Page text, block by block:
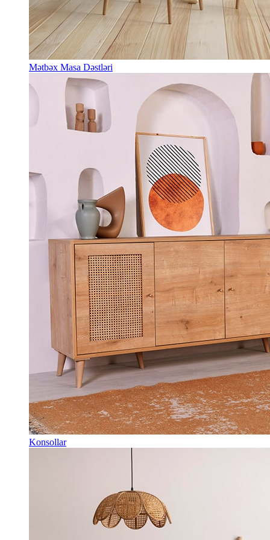
Mətbəx Masa Dəstləri
Konsollar